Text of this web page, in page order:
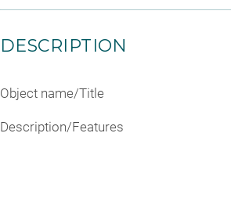
DESCRIPTION
Object name/Title
Description/Features